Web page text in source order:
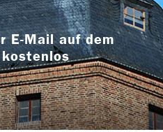
E-Mail auf dem